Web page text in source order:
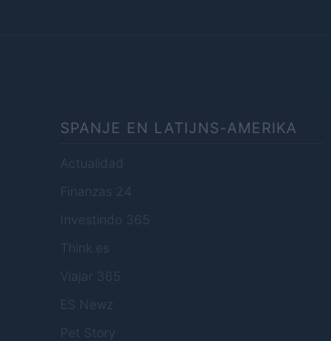
SPANJE EN LATIJNS-AMERIKA
Actualidad
Finanzas 24
Investindo 365
Think.es
Viajar 365
ES Newz
Pet Story